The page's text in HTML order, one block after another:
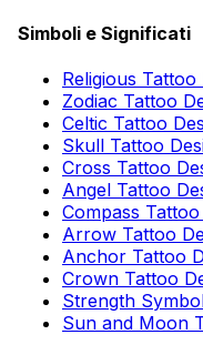
Simboli e Significati
Religious Tattoo
Zodiac Tattoo
Celtic Tattoo
Skull Tattoo
Cross Tattoo
Angel Tattoo
Compass Tattoo
Arrow Tattoo
Anchor Tattoo
Crown Tattoo
Strength
Sun and Moon